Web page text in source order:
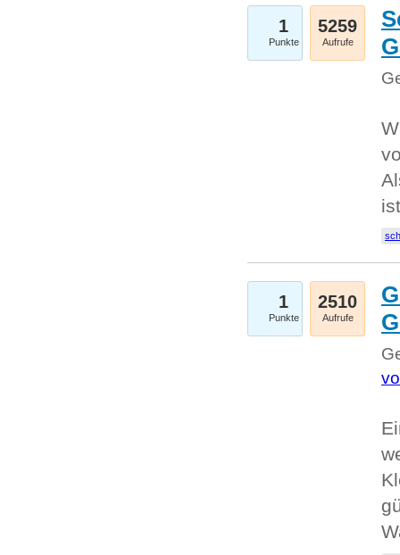
1
Punkte
5259
Aufrufe
1
Punkte
2510
Aufrufe